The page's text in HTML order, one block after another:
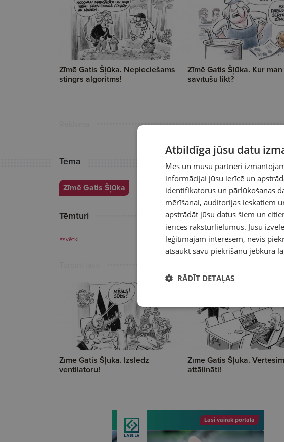
Zīmē Gatis Šļūka. Nepieciešams
stingrs algoritms!
Zīmē Gatis Šļūka. Kur
savītušu likt?
Tēma
Zīmē Gatis Šļūka
Tēmturi
#svētki
Zīmē Gatis Šļūka. Izslēdz
ventilatoru!
Zīmē Gatis Šļūka. Vērtēsim
attālināti!
Atbildīga jūsu datu
Mēs un mūsu partneri
informācijai jūsu ierīcē un
identifikatorus un pārlūkošanas
mērīšanai, auditorijas ieskatiem
apstrādāt jūsu datus šiem un
ierīces raksturlielumus. Jūsu
leģitīmajām interesēm, nevis
atsaukt savu piekrišanu jebkurā
RĀDĪT DETAĻAS